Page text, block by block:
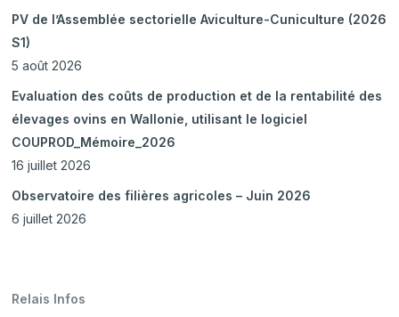
PV de l’Assemblée sectorielle Aviculture-Cuniculture (2026
S1)
5 août 2026
Evaluation des coûts de production et de la rentabilité des
élevages ovins en Wallonie, utilisant le logiciel
COUPROD_Mémoire_2026
16 juillet 2026
Observatoire des filières agricoles – Juin 2026
6 juillet 2026
Relais Infos